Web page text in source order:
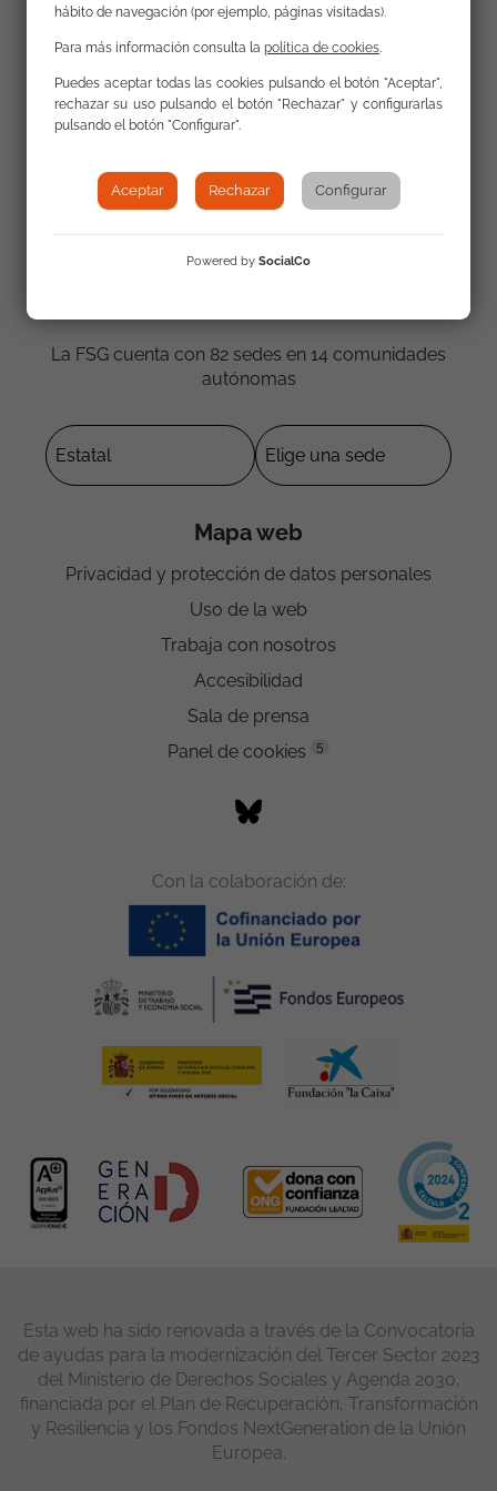
destierro de las familias gitanas objeto de las
violencias vecinales. En él se analiza la violencia
La FSG cuenta con 82 sedes en 14 comunidades
autónomas
Mapa web
Privacidad y protección de datos personales
Uso de la web
Trabaja con nosotros
Accesibilidad
Sala de prensa
Panel de cookies
5
Con la colaboración de:
Esta web ha sido renovada a través de la Convocatoria
de ayudas para la modernización del Tercer Sector 2023
del Ministerio de Derechos Sociales y Agenda 2030,
financiada por el Plan de Recuperación, Transformación
y Resiliencia y los Fondos NextGeneration de la Unión
Europea.
hábito de navegación (por ejemplo, páginas visitadas).
Para más información consulta la política de cookies
Puedes aceptar todas las cookies pulsando el botón "Aceptar",
rechazar su uso pulsando el botón "Rechazar" y configurarlas
pulsando el botón "Configurar".
Aceptar Rechazar Configurar
Powered by SocialCo